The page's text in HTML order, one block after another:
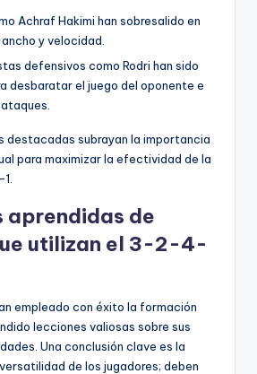
Achraf Hakimi han sobresalido en
y velocidad.
defensivos como Rodri han sido
desbaratar el juego del oponente e
destacadas subrayan la importancia
para maximizar la efectividad de la
aprendidas de
utilizan el 3-2-4-
empleado con éxito la formación
lecciones valiosas sobre sus
Una conclusión clave es la
de los jugadores; deben